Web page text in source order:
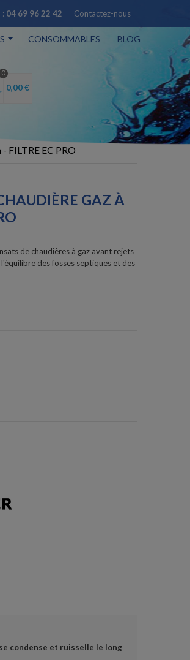
Contactez-nous
: 04 69 96 22 42
CONSOMMABLES BLOG
0
0,00 €
FILTRE EC PRO
GAZ À
de chaudières à gaz avant rejets
des fosses septiques et des
condense et ruisselle le long